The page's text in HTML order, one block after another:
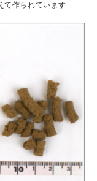
て作られています